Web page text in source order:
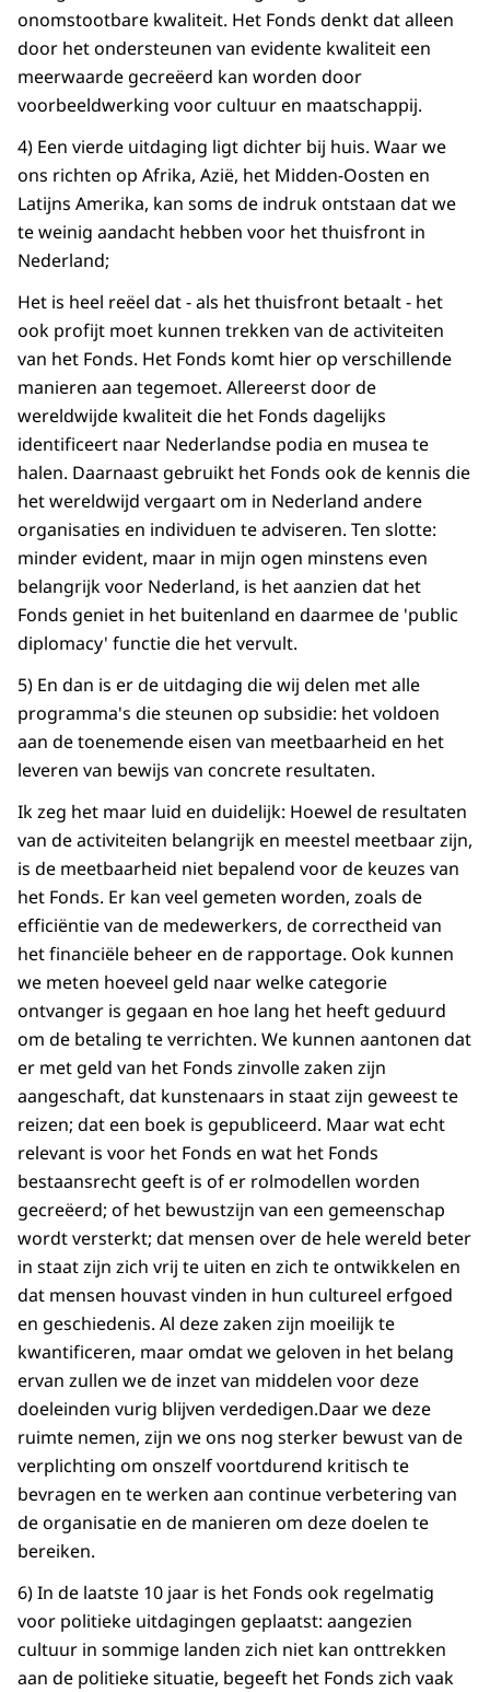
onomstootbare kwaliteit. Het Fonds denkt dat alleen
door het ondersteunen van evidente kwaliteit een
meerwaarde gecreëerd kan worden door
voorbeeldwerking voor cultuur en maatschappij.
4) Een vierde uitdaging ligt dichter bij huis. Waar we
ons richten op Afrika, Azië, het Midden-Oosten en
Latijns Amerika, kan soms de indruk ontstaan dat we
te weinig aandacht hebben voor het thuisfront in
Nederland;
Het is heel reëel dat - als het thuisfront betaalt - het
ook profijt moet kunnen trekken van de activiteiten
van het Fonds. Het Fonds komt hier op verschillende
manieren aan tegemoet. Allereerst door de
wereldwijde kwaliteit die het Fonds dagelijks
identificeert naar Nederlandse podia en musea te
halen. Daarnaast gebruikt het Fonds ook de kennis die
het wereldwijd vergaart om in Nederland andere
organisaties en individuen te adviseren. Ten slotte:
minder evident, maar in mijn ogen minstens even
belangrijk voor Nederland, is het aanzien dat het
Fonds geniet in het buitenland en daarmee de 'public
diplomacy' functie die het vervult.
5) En dan is er de uitdaging die wij delen met alle
programma's die steunen op subsidie: het voldoen
aan de toenemende eisen van meetbaarheid en het
leveren van bewijs van concrete resultaten.
Ik zeg het maar luid en duidelijk: Hoewel de resultaten
van de activiteiten belangrijk en meestel meetbaar zijn,
is de meetbaarheid niet bepalend voor de keuzes van
het Fonds. Er kan veel gemeten worden, zoals de
efficiëntie van de medewerkers, de correctheid van
het financiële beheer en de rapportage. Ook kunnen
we meten hoeveel geld naar welke categorie
ontvanger is gegaan en hoe lang het heeft geduurd
om de betaling te verrichten. We kunnen aantonen dat
er met geld van het Fonds zinvolle zaken zijn
aangeschaft, dat kunstenaars in staat zijn geweest te
reizen; dat een boek is gepubliceerd. Maar wat echt
relevant is voor het Fonds en wat het Fonds
bestaansrecht geeft is of er rolmodellen worden
gecreëerd; of het bewustzijn van een gemeenschap
wordt versterkt; dat mensen over de hele wereld beter
in staat zijn zich vrij te uiten en zich te ontwikkelen en
dat mensen houvast vinden in hun cultureel erfgoed
en geschiedenis. Al deze zaken zijn moeilijk te
kwantificeren, maar omdat we geloven in het belang
ervan zullen we de inzet van middelen voor deze
doeleinden vurig blijven verdedigen.Daar we deze
ruimte nemen, zijn we ons nog sterker bewust van de
verplichting om onszelf voortdurend kritisch te
bevragen en te werken aan continue verbetering van
de organisatie en de manieren om deze doelen te
bereiken.
6) In de laatste 10 jaar is het Fonds ook regelmatig
voor politieke uitdagingen geplaatst: aangezien
cultuur in sommige landen zich niet kan onttrekken
aan de politieke situatie, begeeft het Fonds zich vaak